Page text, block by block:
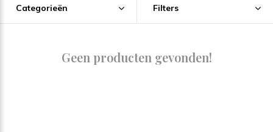
Categorieën Filters
Geen producten gevonden!